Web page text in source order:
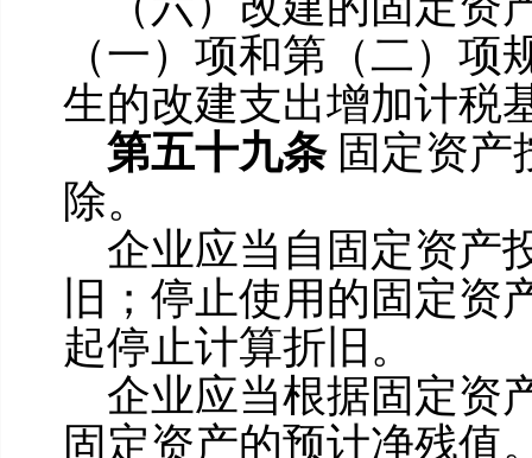
（一）项和第（二）
生的改建支出增加计税
第五十九条 固定资产
除。
企业应当自固定资产
旧；停止使用的固定
起停止计算折旧。
企业应当根据固定资
固定资产的预计净残值